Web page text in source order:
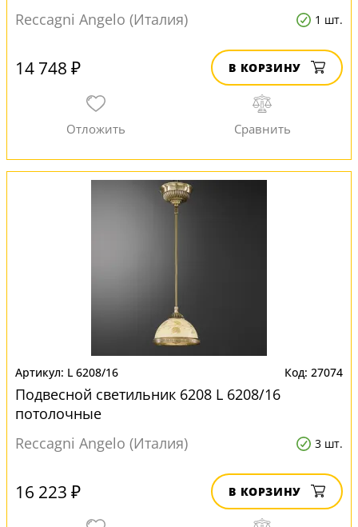
Reccagni Angelo (Италия)
1 шт.
14 748 ₽ В КОРЗИНУ
L 6208/16 27074
Подвесной светильник 6208 L 6208/16
потолочные
Reccagni Angelo (Италия)
3 шт.
16 223 ₽ В КОРЗИНУ